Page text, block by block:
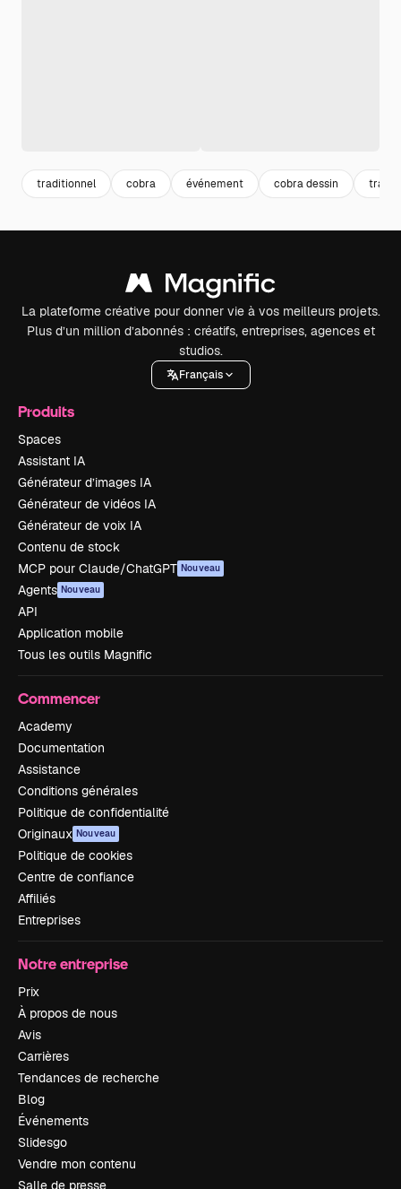
traditionnel cobra événement cobra dessin
La plateforme créative pour donner vie à vos meilleurs projets.
Plus d’un million d’abonnés : créatifs, entreprises, agences et
studios.
Français
Produits
Spaces
Assistant IA
Générateur d’images IA
Générateur de vidéos IA
Générateur de voix IA
Contenu de stock
MCP pour Claude/ChatGPT Nouveau
Agents Nouveau
API
Application mobile
Tous les outils Magnific
Commencer
Academy
Documentation
Assistance
Conditions générales
Politique de confidentialité
Originaux Nouveau
Politique de cookies
Centre de confiance
Affiliés
Entreprises
Notre entreprise
Prix
À propos de nous
Avis
Carrières
Tendances de recherche
Blog
Événements
Slidesgo
Vendre mon contenu
Salle de presse